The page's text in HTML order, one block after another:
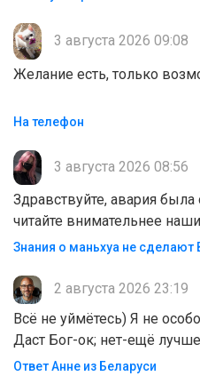
3 августа 2026 09:08
Желание есть,
На телефон
3 августа 2026 08:56
Здравствуйте, авария
читайте внимательнее
Знания о маньхуа не сделают
2 августа 2026 23:19
Всё не уймётесь) Я не
Даст Бог-ок; нет-ещё
Ответ Анне из Беларуси